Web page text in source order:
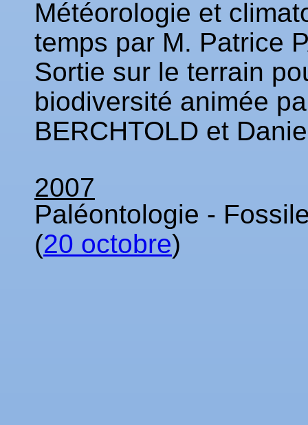
Météorologie et
temps par M. Patrice
Sortie sur le terrain
biodiversité animée
BERCHTOLD et
2007
Paléontologie -
(20 octobre)